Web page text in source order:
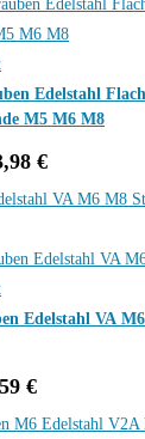
Edelstahl
M5 M6 M8
€Price
5,09 €
Edelstahl VA
€Price
1,00 €